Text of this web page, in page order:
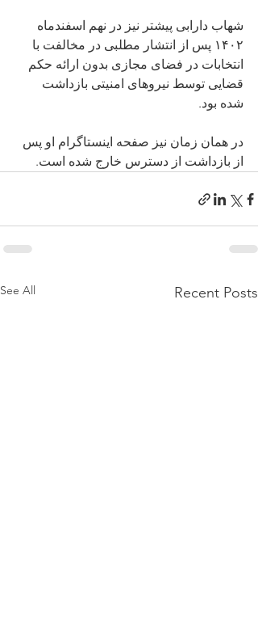
شهاب دارابی پیشتر نیز در نهم اسفندماه
۱۴۰۲ پس از انتشار مطلبی در مخالفت با
انتخابات در فضای مجازی بدون ارائه حکم
قضایی توسط نیروهای امنیتی بازداشت
شده بود.
در همان زمان نیز صفحه اینستاگرام او پس
از بازداشت از دسترس خارج شده است.
Recent Posts
See All